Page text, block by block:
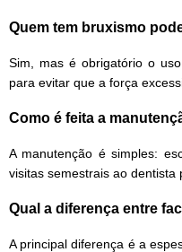
Quem tem bruxismo
Sim, mas é obrigatório o
para evitar que a força
Como é feita a
A manutenção é simples:
visitas semestrais ao dentista
Qual a diferença entre
A principal diferença é a